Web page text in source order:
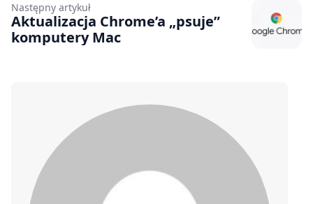
Następny artykuł
Aktualizacja Chrome’a „psuje”
komputery Mac